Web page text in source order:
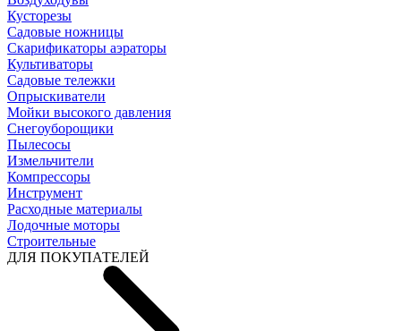
Кусторезы
Садовые ножницы
Скарификаторы аэраторы
Культиваторы
Садовые тележки
Опрыскиватели
Мойки высокого давления
Снегоуборощики
Пылесосы
Измельчители
Компрессоры
Инструмент
Расходные материалы
Лодочные моторы
Строительные
ДЛЯ ПОКУПАТЕЛЕЙ